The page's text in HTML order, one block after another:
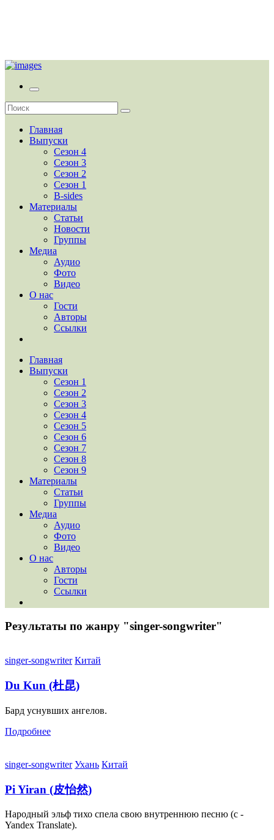
Главная
Выпуски
Сезон 4
Сезон 3
Сезон 2
Сезон 1
B-sides
Материалы
Статьи
Новости
Группы
Медиа
Аудио
Фото
Видео
О нас
Гости
Авторы
Ссылки
Главная
Выпуски
Сезон 1
Сезон 2
Сезон 3
Сезон 4
Сезон 5
Сезон 6
Сезон 7
Сезон 8
Сезон 9
Материалы
Статьи
Группы
Медиа
Аудио
Фото
Видео
О нас
Авторы
Гости
Ссылки
Результаты по жанру "singer-songwriter"
singer-songwriter Китай
Du Kun (杜昆)
Бард уснувших ангелов.
Подробнее
singer-songwriter Ухань Китай
Pi Yiran (皮怡然)
Народный эльф тихо спела свою внутреннюю песню (с -
Yandex Translate).